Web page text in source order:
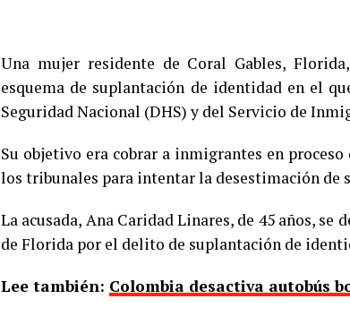
Una mujer residente de Coral Gables,
esquema de suplantación de identidad en el
Seguridad Nacional (DHS) y del Servicio de
Su objetivo era cobrar a inmigrantes en
los tribunales para intentar la desestimación de
La acusada, Ana Caridad Linares, de 45 años,
de Florida por el delito de suplantación de
Lee también: Colombia desactiva autobús